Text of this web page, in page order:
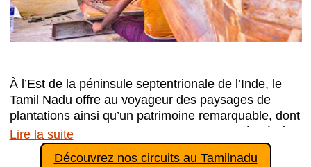
À l’Est de la péninsule septentrionale de l’Inde, le
Tamil Nadu offre au voyageur des paysages de
plantations ainsi qu’un patrimoine remarquable, dont
des fleurons de l’architecture dravidienne légués à
l’humanité par les dynasties royales successives
Lire la suite
Découvrez nos circuits au Tamilnadu